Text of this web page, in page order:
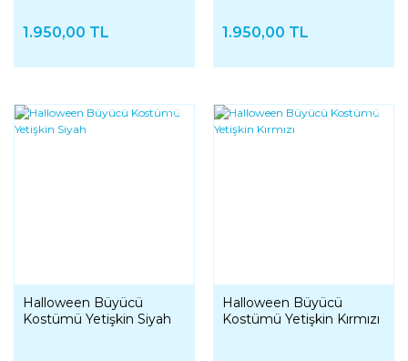
1.950,00 TL 1.950,00 TL
YENI
Halloween Büyücü
Kostümü Yetişkin Siyah
YENI
Halloween Büyücü
Kostümü Yetişkin Kırmızı